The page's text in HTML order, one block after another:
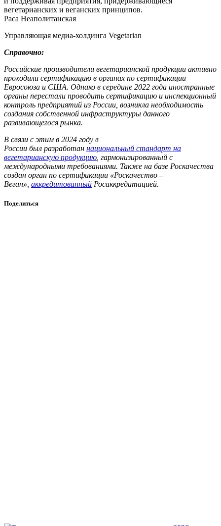
вегетарианских и веганских принципов.
Раса Неаполитанская
Управляющая медиа-холдинга Vegetarian
Справочно:
Российские производители вегетарианской продукции активно
проходили сертификацию в органах по сертификации
Евросоюза и США. Однако в середине 2022 года иностранные
органы перестали проводить сертификацию и инспекционный
контроль предприятий из России, возникла необходимость
создания собственной инфраструктуры данного
развивающегося рынка.
В связи с этим в 2024 году в
России был разработан национальный стандарт на
вегетарианскую продукцию , гармонизированный с
международными требованиями. Также на базе Роскачества
создан орган по сертификации «Роскачество –
Веган», аккредитованный Росаккредитацией.
Поделиться